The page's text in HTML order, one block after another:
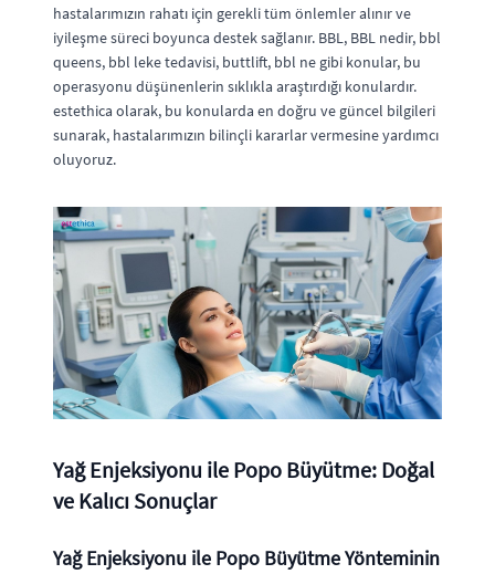
hastalarımızın rahatı için gerekli tüm önlemler alınır ve
iyileşme süreci boyunca destek sağlanır. BBL, BBL nedir, bbl
queens, bbl leke tedavisi, buttlift, bbl ne gibi konular, bu
operasyonu düşünenlerin sıklıkla araştırdığı konulardır.
estethica olarak, bu konularda en doğru ve güncel bilgileri
sunarak, hastalarımızın bilinçli kararlar vermesine yardımcı
oluyoruz.
Yağ Enjeksiyonu ile Popo Büyütme: Doğal
ve Kalıcı Sonuçlar
Yağ Enjeksiyonu ile Popo Büyütme Yönteminin